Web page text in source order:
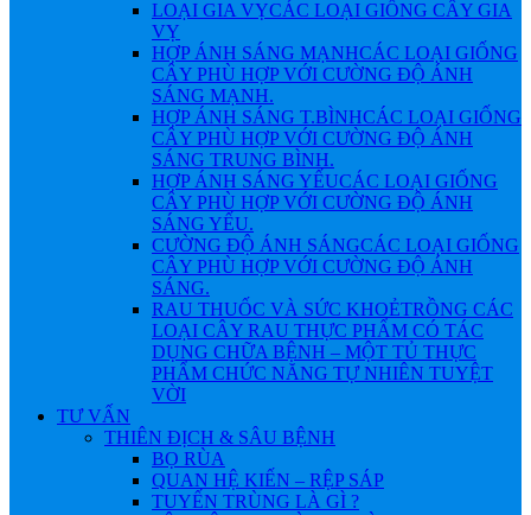
LOẠI GIA VỴCÁC LOẠI GIỐNG CÂY GIA
VỴ
HỢP ÁNH SÁNG MẠNHCÁC LOẠI GIỐNG
CÂY PHÙ HỢP VỚI CƯỜNG ĐỘ ÁNH
SÁNG MẠNH.
HỢP ÁNH SÁNG T.BÌNHCÁC LOẠI GIỐNG
CÂY PHÙ HỢP VỚI CƯỜNG ĐỘ ÁNH
SÁNG TRUNG BÌNH.
HỢP ÁNH SÁNG YẾUCÁC LOẠI GIỐNG
CÂY PHÙ HỢP VỚI CƯỜNG ĐỘ ÁNH
SÁNG YẾU.
CƯỜNG ĐỘ ÁNH SÁNGCÁC LOẠI GIỐNG
CÂY PHÙ HỢP VỚI CƯỜNG ĐỘ ÁNH
SÁNG.
RAU THUỐC VÀ SỨC KHOẺTRỒNG CÁC
LOẠI CÂY RAU THỰC PHẨM CÓ TÁC
DỤNG CHỮA BỆNH – MỘT TỦ THỰC
PHẨM CHỨC NĂNG TỰ NHIÊN TUYỆT
VỜI
TƯ VẤN
THIÊN ĐỊCH & SÂU BỆNH
BỌ RÙA
QUAN HỆ KIẾN – RỆP SÁP
TUYẾN TRÙNG LÀ GÌ ?